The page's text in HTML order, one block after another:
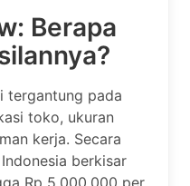
Berapa
tergantung pada
toko, ukuran
kerja. Secara
berkisar
Rp 5.000.000 per